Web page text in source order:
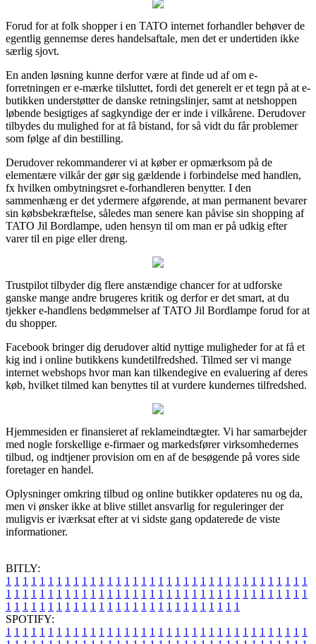
Forud for at folk shopper i en TATO internet forhandler behøver de
egentlig gennemse deres handelsaftale, men det er undertiden ikke
særlig sjovt.
En anden løsning kunne derfor være at finde ud af om e-
forretningen er e-mærke tilsluttet, fordi det generelt er et tegn på at e-
butikken understøtter de danske retningslinjer, samt at netshoppen
løbende besigtiges af sagkyndige der er inde i vilkårene. Derudover
tilbydes du mulighed for at få bistand, for så vidt du får problemer
som følge af din bestilling.
Derudover rekommanderer vi at køber er opmærksom på de
elementære vilkår der gør sig gældende i forbindelse med handlen,
fx hvilken ombytningsret e-forhandleren benytter. I den
sammenhæng er det ydermere afgørende, at man permanent bevarer
sin købsbekræftelse, således man senere kan påvise sin shopping af
TATO Jil Bordlampe, uden hensyn til om man er på udkig efter
varer til en pige eller dreng.
Trustpilot tilbyder dig flere anstændige chancer for at udforske
ganske mange andre brugeres kritik og derfor er det smart, at du
tjekker e-handlens bedømmelser af TATO Jil Bordlampe forud for at
du shopper.
Facebook bringer dig derudover altid nyttige muligheder for at få et
kig ind i online butikkens kundetilfredshed. Tilmed ser vi mange
internet webshops hvor man kan tilkendegive en evaluering af deres
køb, hvilket tilmed kan benyttes til at vurdere kundernes tilfredshed.
Hjemmesiden er finansieret af reklameindtægter. Vi har samarbejder
med nogle forskellige e-firmaer og markedsfører virksomhedernes
tilbud, og indtjener provision om en af de besøgende på vores side
foretager en handel.
Oplysninger omkring tilbud og online butikker opdateres nu og da,
men vi ønsker ikke at blive stillet ansvarlig for reguleringer der
muligvis er iværksat efter at vi sidste gang opdaterede de viste
informationer.
BITLY:
1 1 1 1 1 1 1 1 1 1 1 1 1 1 1 1 1 1 1 1 1 1 1 1 1 1 1 1 1 1 1 1 1 1 1 1
1 1 1 1 1 1 1 1 1 1 1 1 1 1 1 1 1 1 1 1 1 1 1 1 1 1 1 1 1 1 1 1 1 1 1 1
1 1 1 1 1 1 1 1 1 1 1 1 1 1 1 1 1 1 1 1 1 1 1 1 1 1 1 1
SPOTIFY:
1 1 1 1 1 1 1 1 1 1 1 1 1 1 1 1 1 1 1 1 1 1 1 1 1 1 1 1 1 1 1 1 1 1 1 1